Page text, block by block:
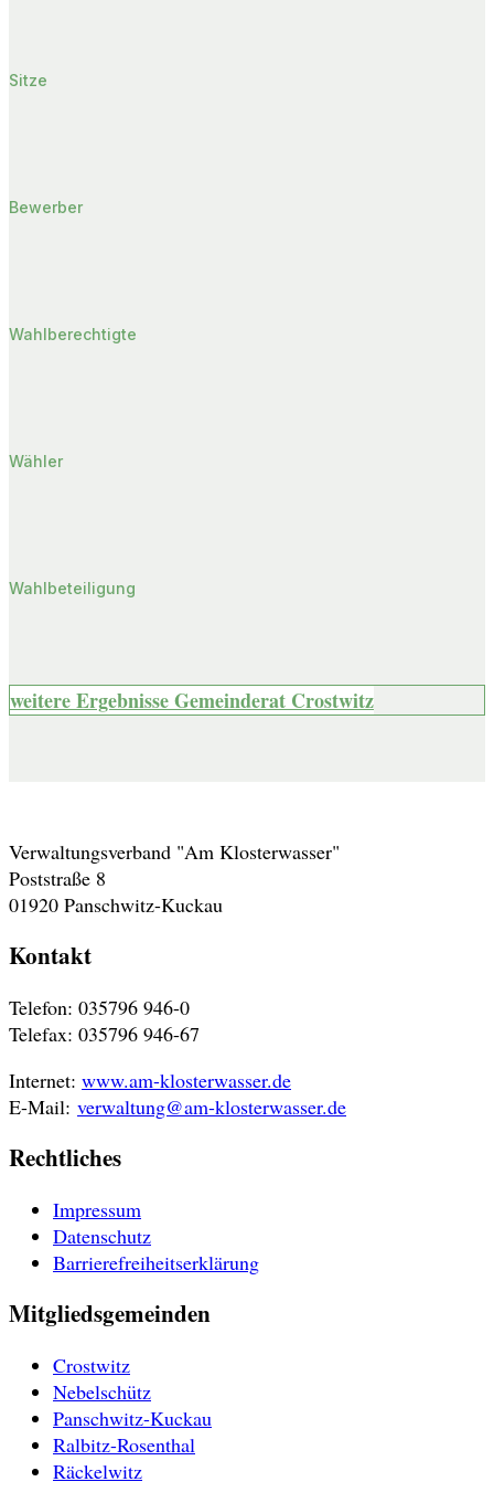
Sitze
Bewerber
Wahlberechtigte
Wähler
Wahlbeteiligung
weitere Ergebnisse Gemeinderat Crostwitz
Verwaltungsverband "Am Klosterwasser"
Poststraße 8
01920 Panschwitz-Kuckau
Kontakt
Telefon: 035796 946-0
Telefax: 035796 946-67
Internet: www.am-klosterwasser.de
E-Mail: verwaltung@am-klosterwasser.de
Rechtliches
Impressum
Datenschutz
Barrierefreiheitserklärung
Mitgliedsgemeinden
Crostwitz
Nebelschütz
Panschwitz-Kuckau
Ralbitz-Rosenthal
Räckelwitz